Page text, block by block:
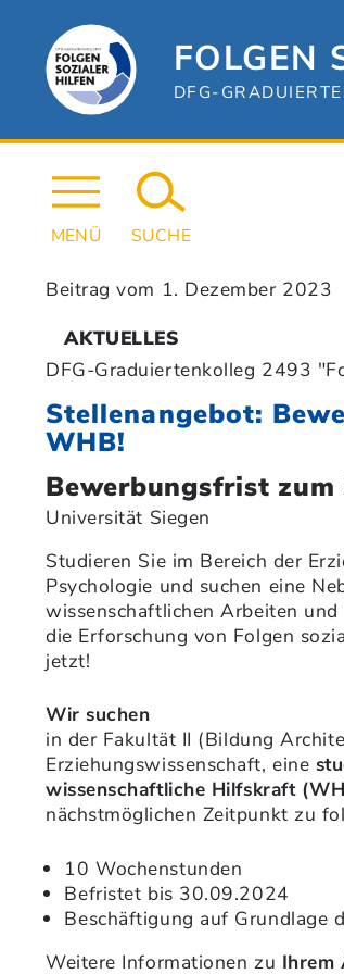
FOLGEN
DFG-
MENÜ SUCHE
Stellenangebot:
WHB!
Beitrag vom 1. Dezember 2023
AKTUELLES
DFG-Graduiertenkolleg 2493
Bewerbungsfrist zum
Universität Siegen
Studieren Sie im Bereich der
Psychologie und suchen eine
wissenschaftlichen Arbeiten
die Erforschung von Folgen
jetzt!
Wir suchen
in der Fakultät II (Bildung
Erziehungswissenschaft, eine
wissenschaftliche Hilfskraft
nächstmöglichen Zeitpunkt zu
10 Wochenstunden
Befristet bis 30.09.2024
Beschäftigung auf Grundlage
Weitere Informationen zu Ihrem